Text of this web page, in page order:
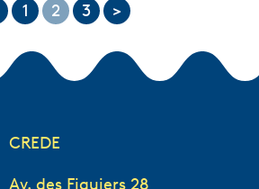
1 2 3 >
CREDE
Av. des Figuiers 28